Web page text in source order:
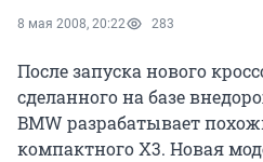
8 мая 2008, 20:22 283
После запуска нового
сделанного на базе
BMW разрабатывает
компактного X3. Новая